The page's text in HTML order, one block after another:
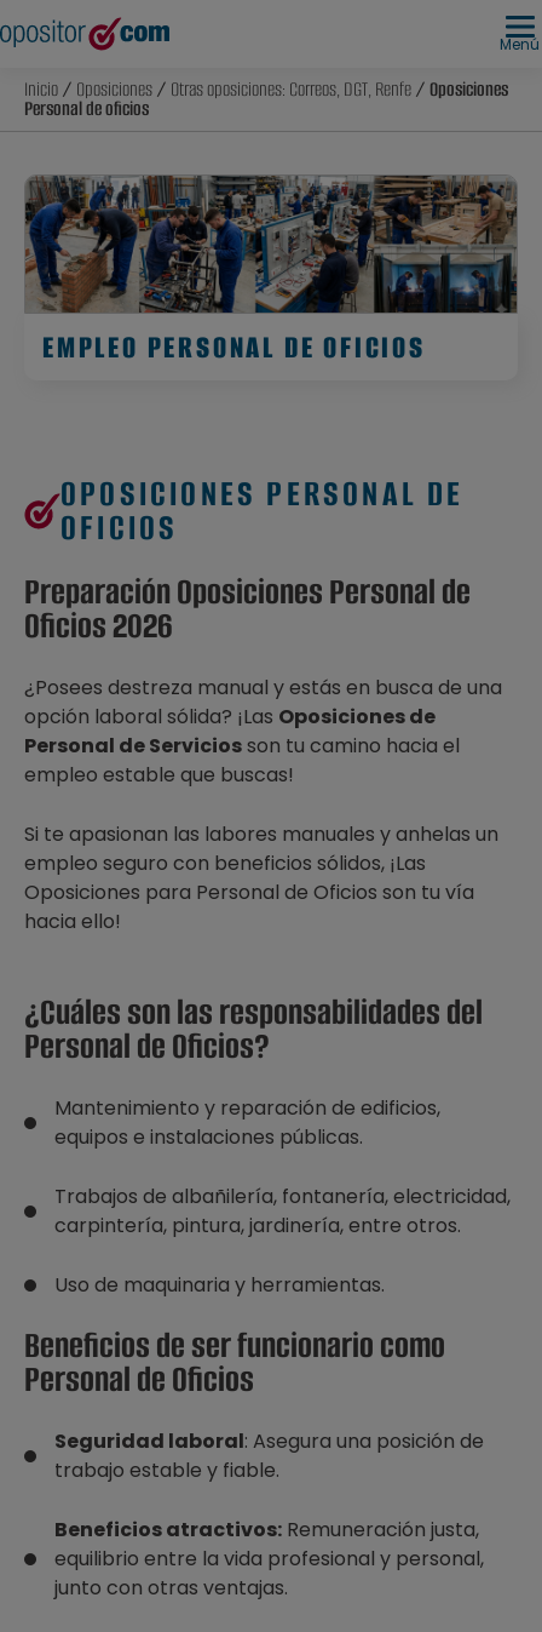
Menú
Inicio/ Oposiciones/ Otras oposiciones: Correos, DGT, Renfe/ Oposiciones
Personal de oficios
EMPLEO PERSONAL DE OFICIOS
OPOSICIONES PERSONAL DE
OFICIOS
Preparación Oposiciones Personal de
Oficios 2026
¿Posees destreza manual y estás en busca de una
opción laboral sólida? ¡Las Oposiciones de
Personal de Serviciosson tu camino hacia el
empleo estable que buscas!
Si te apasionan las labores manuales y anhelas un
empleo seguro con beneficios sólidos, ¡Las
Oposiciones para Personal de Oficios son tu vía
hacia ello!
¿Cuáles son las responsabilidades del
Personal de Oficios?
Mantenimiento y reparación de edificios,
equipos e instalaciones públicas.
Trabajos de albañilería, fontanería, electricidad,
carpintería, pintura, jardinería, entre otros.
Uso de maquinaria y herramientas.
Beneficios de ser funcionario como
Personal de Oficios
Seguridad laboral: Asegura una posición de
trabajo estable y fiable.
Beneficios atractivos: Remuneración justa,
equilibrio entre la vida profesional y personal,
junto con otras ventajas.